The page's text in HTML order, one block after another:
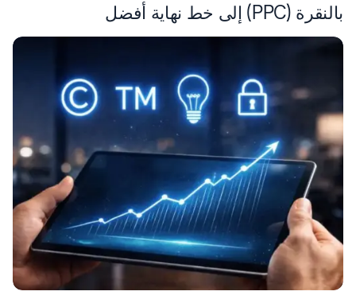
بالنقرة (PPC) إلى خط نهاية أفضل